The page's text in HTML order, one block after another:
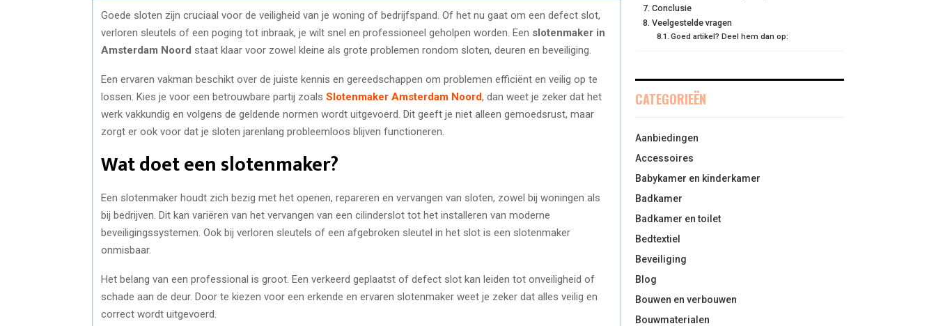
Goede sloten zijn cruciaal voor de veiligheid van je woning of bedrijfspand. Of het nu gaat om een defect slot,
verloren sleutels of een poging tot inbraak, je wilt snel en professioneel geholpen worden. Een slotenmaker in
Amsterdam Noord staat klaar voor zowel kleine als grote problemen rondom sloten, deuren en beveiliging.
Een ervaren vakman beschikt over de juiste kennis en gereedschappen om problemen efficiënt en veilig op te
lossen. Kies je voor een betrouwbare partij zoals Slotenmaker Amsterdam Noord, dan weet je zeker dat het
werk vakkundig en volgens de geldende normen wordt uitgevoerd. Dit geeft je niet alleen gemoedsrust, maar
zorgt er ook voor dat je sloten jarenlang probleemloos blijven functioneren.
Wat doet een slotenmaker?
Een slotenmaker houdt zich bezig met het openen, repareren en vervangen van sloten, zowel bij woningen als
bij bedrijven. Dit kan variëren van het vervangen van een cilinderslot tot het installeren van moderne
beveiligingssystemen. Ook bij verloren sleutels of een afgebroken sleutel in het slot is een slotenmaker
onmisbaar.
Het belang van een professional is groot. Een verkeerd geplaatst of defect slot kan leiden tot onveiligheid of
schade aan de deur. Door te kiezen voor een erkende en ervaren slotenmaker weet je zeker dat alles veilig en
correct wordt uitgevoerd.
Conclusie
Veelgestelde vragen
Goed artikel? Deel hem dan op:
CATEGORIEËN
Aanbiedingen
Accessoires
Babykamer en kinderkamer
Badkamer
Badkamer en toilet
Bedtextiel
Beveiliging
Blog
Bouwen en verbouwen
Bouwmaterialen